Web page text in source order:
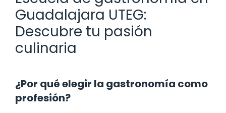
Guadalajara UTEG:
Descubre tu pasión
culinaria
¿Por qué elegir la gastronomía como
profesión?